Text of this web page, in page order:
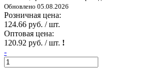
Обновлено 05.08.2026
Розничная цена:
124.66 руб. / шт.
Оптовая цена:
120.92 руб. / шт. !
-